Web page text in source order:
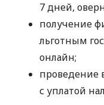
7 дней,
получение
льготным
онлайн;
проведение
с уплатой